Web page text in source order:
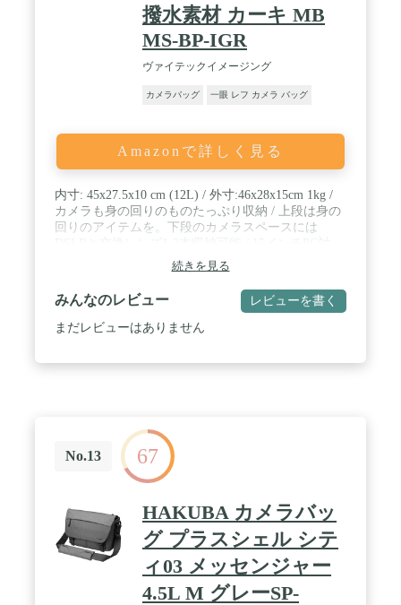
撥水素材 カーキ MB
MS-BP-IGR
ヴァイテックイメージング
カメラバッグ 一眼 レフ カメラ バッグ
Amazonで詳しく見る
内寸: 45x27.5x10 cm (12L) / 外寸:46x28x15cm 1kg /
カメラも身の回りのものたっぷり収納 / 上段は身の
回りのアイテムを。下段のカメラスペースには
応。カメラバッグにも普段使いにもつかえる、スリ
ムなバックパック / 三脚取り付け可。撥水素材
続きを見る
みんなのレビュー レビューを書く
まだレビューはありません
No.13 67
HAKUBA カメラバッ
グ プラスシェル シテ
ィ03 メッセンジャー
4.5L M グレーSP-